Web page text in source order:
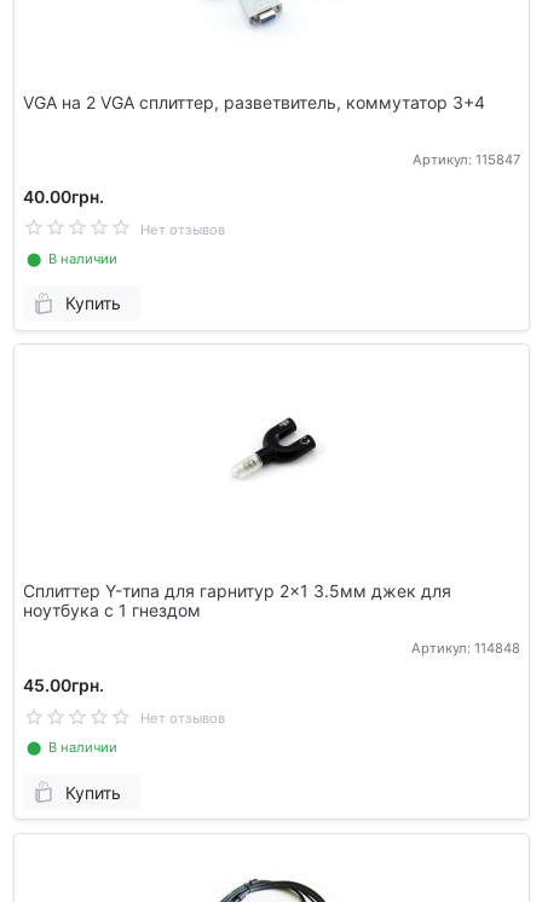
VGA на 2 VGA сплиттер, разветвитель, коммутатор 3+4
Артикул: 115847
40.00грн.
Нет отзывов
⬤ В наличии
Купить
Сплиттер Y-типа для гарнитур 2x1 3.5мм джек для
ноутбука с 1 гнездом
Артикул: 114848
45.00грн.
Нет отзывов
⬤ В наличии
Купить